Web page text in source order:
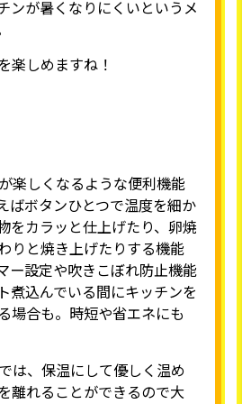
ンが暑くなりにくいというメ
楽しめますね！
楽しくなるような便利機能
ばボタンひとつで温度を細か
をカラッと仕上げたり、卵焼
りと焼き上げたりする機能
ー設定や吹きこぼれ防止機能
煮込んでいる間にキッチンを
場合も。時短や省エネにも
は、保温にして優しく温め
離れることができるので大